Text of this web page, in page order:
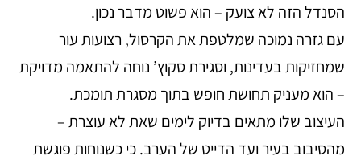
הסנדל הזה לא צועק – הוא פשוט מדבר נכון.
עם גזרה נמוכה שמלטפת את הקרסול, רצועות עור
שמחזיקות בעדינות, וסגירת סקוץ’ נוחה להתאמה מדויקת
– הוא מעניק תחושת חופש בתוך מסגרת תומכת.
העיצוב שלו מתאים בדיוק לימים שאת לא עוצרת –
מהסיבוב בעיר ועד הדייט של הערב. כי כשנוחות פוגשת